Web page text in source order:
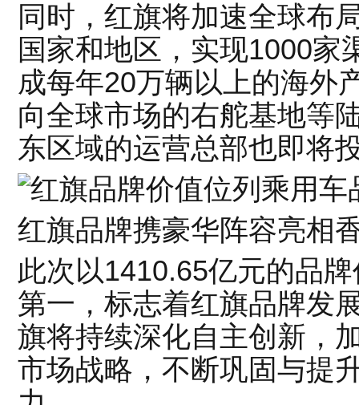
同时，红旗将加速全球布
国家和地区，实现1000家
成每年20万辆以上的海外
向全球市场的右舵基地等
东区域的运营总部也即将
红旗品牌携豪华阵容亮相
此次以1410.65亿元的品
第一，标志着红旗品牌发
旗将持续深化自主创新，
市场战略，不断巩固与提